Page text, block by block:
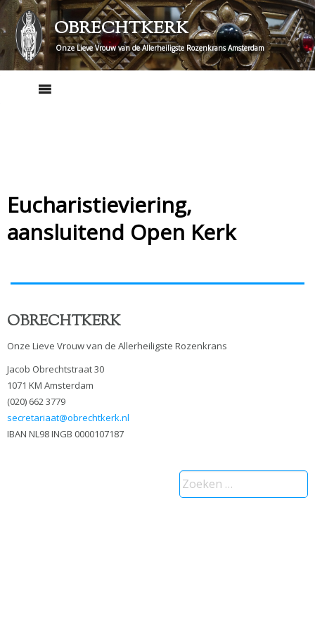
Skip
to
content
OBRECHTKERK
Onze Lieve Vrouw van de Allerheiligste Rozenkrans Amsterdam
Eucharistieviering,
aansluitend Open Kerk
OBRECHTKERK
Onze Lieve Vrouw van de Allerheiligste Rozenkrans
Jacob Obrechtstraat 30
1071 KM Amsterdam
(020) 662 3779
secretariaat@obrechtkerk.nl
IBAN NL98 INGB 0000107187
Zoeken
naar: